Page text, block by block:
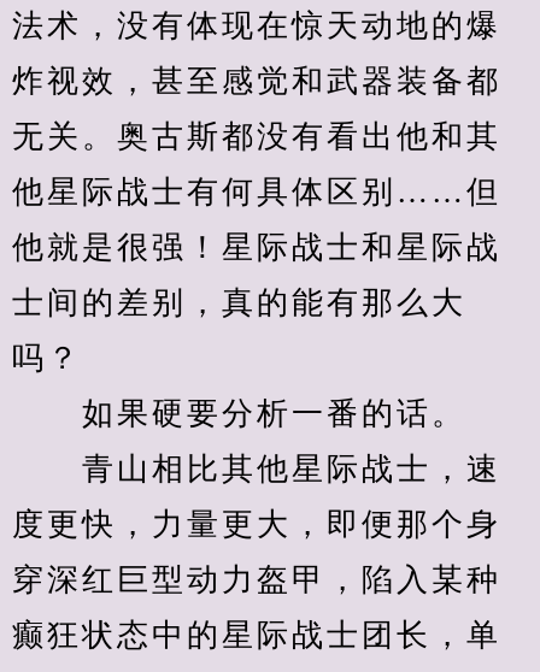
法术，没有体现在惊天动地的爆
炸视效，甚至感觉和武器装备都
无关。奥古斯都没有看出他和其
他星际战士有何具体区别……但
他就是很强！星际战士和星际战
士间的差别，真的能有那么大
吗？
如果硬要分析一番的话。
青山相比其他星际战士，速
度更快，力量更大，即便那个身
穿深红巨型动力盔甲，陷入某种
癫狂状态中的星际战士团长，单